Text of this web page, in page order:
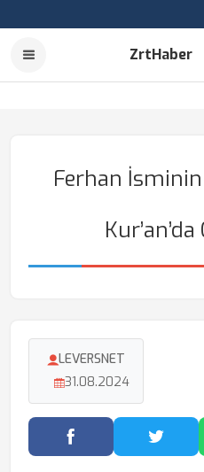
ZrtHaber
Ferhan
LEVERSNET
31.08.2024
Facebook'ta